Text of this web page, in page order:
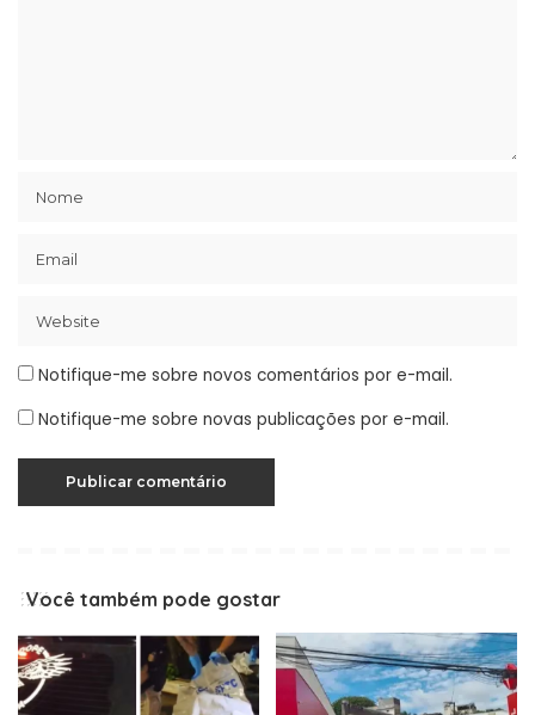
Notifique-me sobre novos comentários por e-mail.
Notifique-me sobre novas publicações por e-mail.
Você também pode gostar